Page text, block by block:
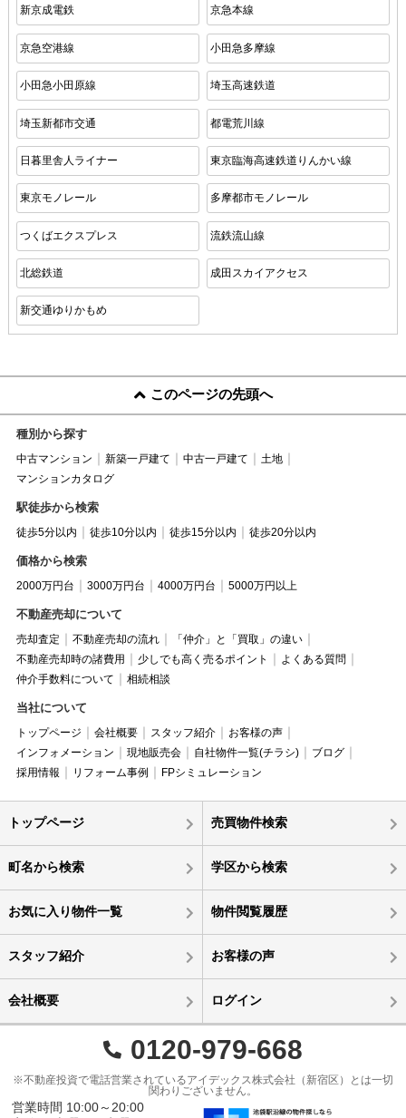
新京成電鉄 京急本線
京急空港線 小田急多摩線
小田急小田原線 埼玉高速鉄道
埼玉新都市交通 都電荒川線
日暮里舎人ライナー 東京臨海高速鉄道りんかい線
東京モノレール 多摩都市モノレール
つくばエクスプレス 流鉄流山線
北総鉄道 成田スカイアクセス
新交通ゆりかもめ
このページの先頭へ
種別から探す
中古マンション 新築一戸建て 中古一戸建て
土地
マンションカタログ
駅徒歩から検索
徒歩5分以内 徒歩10分以内 徒歩15分以内 徒歩20分以内
価格から検索
2000万円台 3000万円台 4000万円台 5000万円以上
不動産売却について
売却査定 不動産売却の流れ
「仲介」と「買取」の違い
不動産売却時の諸費用
少しでも高く売るポイント
よくある質問
仲介手数料について
相続相談
当社について
トップページ 会社概要 スタッフ紹介
お客様の声
インフォメーション
現地販売会 自社物件一覧(チラシ)
ブログ
採用情報
リフォーム事例 FPシミュレーション
トップページ 売買物件検索
町名から検索 学区から検索
お気に入り物件一覧 物件閲覧履歴
スタッフ紹介 お客様の声
会社概要 ログイン
0120-979-668
※不動産投資で電話営業されているアイデックス株式会社（新宿区）とは一切
関わりございません。
営業時間 10:00～20:00